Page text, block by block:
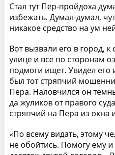
Стал тут Пер-пройдоха
избежать. Думал-думал,
никакое средство на ум
Вот вызвали его в город, к
улице и все по сторонам
подмоги ищет. Увидел его
был тот стряпчий
Пера. Наловчился он
да жуликов от правого
стряпчий на Пера из окна
«По всему видать, этому
не обойтись. Помогу ему и